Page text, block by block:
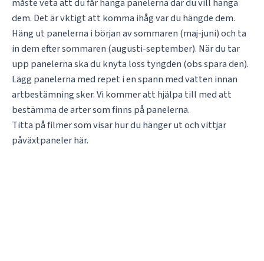
dem. Det är vktigt att komma ihåg var du hängde dem.
Häng ut panelerna i början av sommaren (maj-juni) och ta
in dem efter sommaren (augusti-september). När du tar
upp panelerna ska du knyta loss tyngden (obs spara den).
Lägg panelerna med repet i en spann med vatten innan
artbestämning sker. Vi kommer att hjälpa till med att
bestämma de arter som finns på panelerna.
Titta på filmer som visar hur du hänger ut och vittjar
påväxtpaneler här.